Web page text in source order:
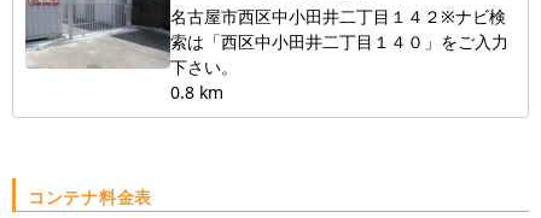
名古屋市西区中小田井二丁目１４２※ナビ検
索は「西区中小田井二丁目１４０」をご入力
下さい。
0.8 km
コンテナ料金表